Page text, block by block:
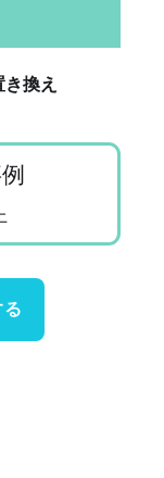
換え